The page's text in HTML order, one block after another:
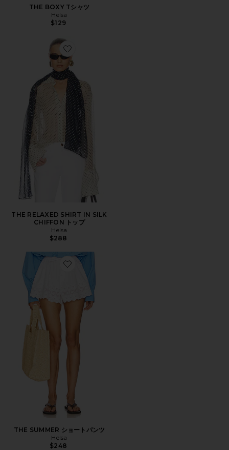
THE BOXY Tシャツ
Helsa
$129
Favorite THE RELAXED SHIRT IN SILK CHIFFON トップ
THE RELAXED SHIRT IN SILK
CHIFFON トップ
Helsa
$288
Favorite THE SUMMER ショートパンツ
THE SUMMER ショートパンツ
Helsa
$248